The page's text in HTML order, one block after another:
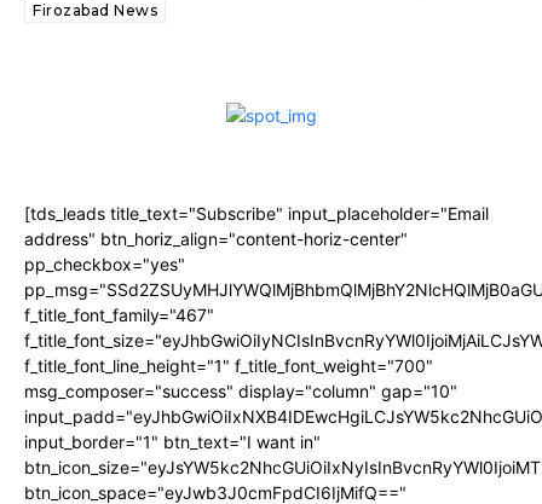
Firozabad News
[tds_leads title_text="Subscribe" input_placeholder="Email
address" btn_horiz_align="content-horiz-center"
pp_checkbox="yes"
f_title_font_family="467"
f_title_font_line_height="1" f_title_font_weight="700"
msg_composer="success" display="column" gap="10"
input_border="1" btn_text="I want in"
btn_icon_space="eyJwb3J0cmFpdCI6IjMifQ=="